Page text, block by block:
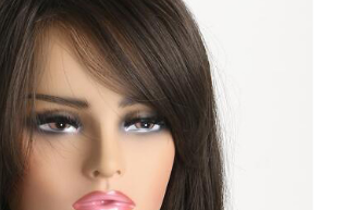
ΚΡΈΜΕΣ & ΑΝΤΙΓΉΡΑΝΣΗ
SERUM ΠΡΟΣΏΠΟΥ &
ΠΡΟΪΌΝΤΑ ΜΑΤΙΏΝ
MAKE UP